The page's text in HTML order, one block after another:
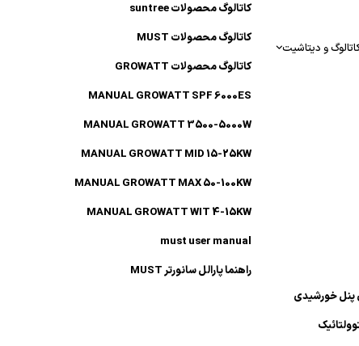
و دیتاشیت
کاتالوگ محصولات suntree
کاتالوگ محصولات MUST
کاتالوگ محصولات GROWATT
MANUAL GROWATT SPF 6000ES
MANUAL GROWATT 3500-5000W
MANUAL GROWATT MID 15-25KW
MANUAL GROWATT MAX 50-100KW
MANUAL GROWATT WIT 4-15KW
must user manual
راهنما پارالل سانورتر MUST
پنل خورشیدی